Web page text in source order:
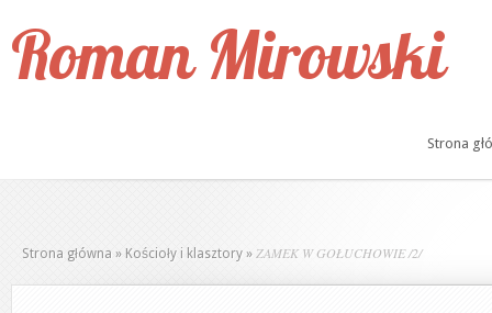
Roman Mirowski
Strona
Strona główna » Kościoły i klasztory » ZAMEK W GOŁUCHOWIE /2/